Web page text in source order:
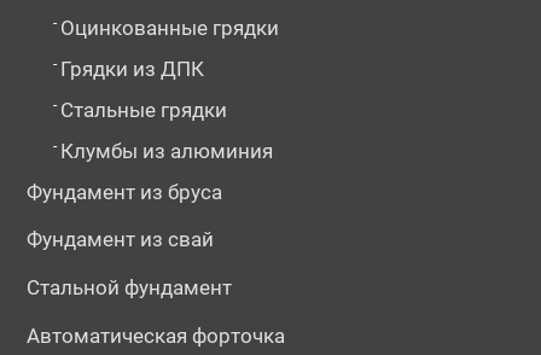
- Оцинкованные грядки
- Грядки из ДПК
- Стальные грядки
- Клумбы из алюминия
Фундамент из бруса
Фундамент из свай
Стальной фундамент
Автоматическая форточка